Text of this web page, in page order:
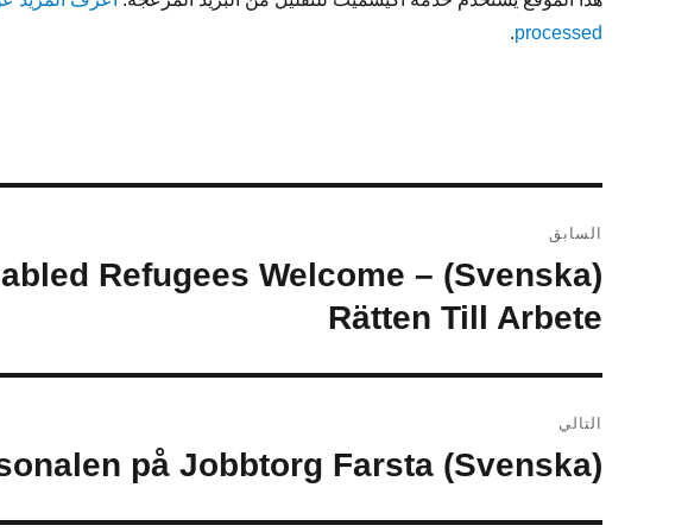
processed
.
المقالات
السابق
المقالة
Disabled Refugees Welcome –
Rätten Till Arbete
التالي
المقالة
(Svenska) Utbildning för personalen på Jobbtorg Farsta